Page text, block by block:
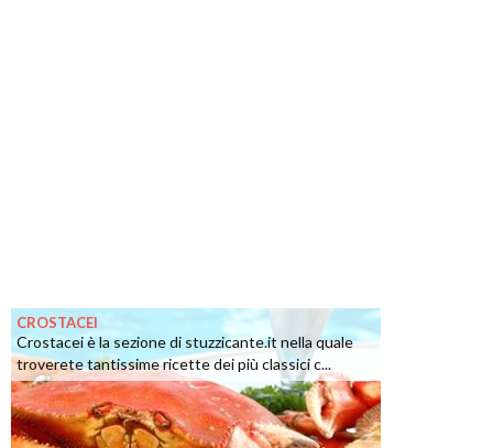
CROSTACEI
Crostacei è la sezione di stuzzicante.it nella quale
troverete tantissime ricette dei più classici c...